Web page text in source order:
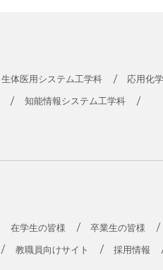
生体医用システム工学科 応用化
知能情報システム工学科
在学生の皆様 卒業生の皆様
教職員向けサイト 採用情報